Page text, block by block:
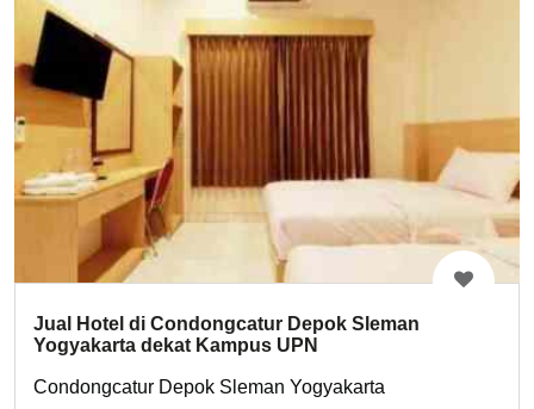
Jual Hotel di Condongcatur Depok Sleman
Yogyakarta dekat Kampus UPN
Condongcatur Depok Sleman Yogyakarta